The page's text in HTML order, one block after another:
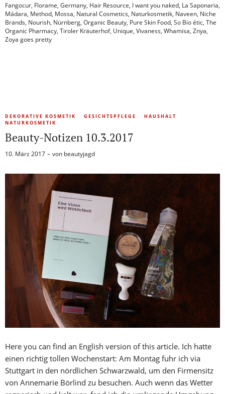
Fangocur, Florame, Germany, Hair Resource, I want you naked, La Saponaria,
Mádara, Method, Mossa, Natural Cosmetics, Naturkosmetik, Naveen, Niche
Brands, Nourish, Nürnberg, Organic Beauty, Pure Skin Food, So Bio étic, The
Organic Pharmacy, Tiroler Kräuterhof, Unique, Vivaness, Whamisa, Znya,
Zoya goes pretty
DEKORATIVE KOSMETIK GESICHTSPFLEGE
HAUSHALT
NATURKOSMETIK
Beauty-Notizen 10.3.2017
10. März 2017 von beautyjagd
Here you can find an English version of this article. Ich hatte
einen richtig tollen Wochenstart: Am Montag fuhr ich via
Stuttgart in den nördlichen Schwarzwald, um den Firmensitz
von Annemarie Börlind zu besuchen. Auch wenn das Wetter